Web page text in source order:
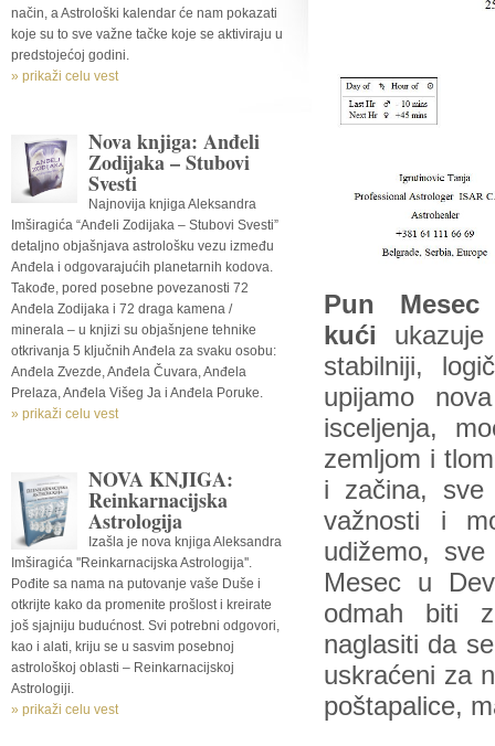
način, a Astrološki kalendar će nam pokazati
koje su to sve važne tačke koje se aktiviraju u
predstojećoj godini.
» prikaži celu vest
Nova knjiga: Anđeli
Zodijaka – Stubovi
Svesti
Najnovija knjiga Aleksandra
Imširagića “Anđeli Zodijaka – Stubovi Svesti”
detaljno objašnjava astrološku vezu između
Anđela i odgovarajućih planetarnih kodova.
Takođe, pored posebne povezanosti 72
Anđela Zodijaka i 72 draga kamena /
minerala – u knjizi su objašnjene tehnike
otkrivanja 5 ključnih Anđela za svaku osobu:
Anđela Zvezde, Anđela Čuvara, Anđela
Prelaza, Anđela Višeg Ja i Anđela Poruke.
» prikaži celu vest
NOVA KNJIGA:
Reinkarnacijska
Astrologija
Izašla je nova knjiga Aleksandra
Imširagića ''Reinkarnacijska Astrologija''.
Pođite sa nama na putovanje vaše Duše i
otkrijte kako da promenite prošlost i kreirate
još sjajniju budućnost. Svi potrebni odgovori,
kao i alati, kriju se u sasvim posebnoj
astrološkoj oblasti – Reinkarnacijskoj
Astrologiji.
» prikaži celu vest
Pun
kući
stabilniji,
upijamo
isceljenja,
zemljom i
i začina,
važnosti i
udižemo,
Mesec u
odmah biti
naglasiti da
uskraćeni za
poštapalice,